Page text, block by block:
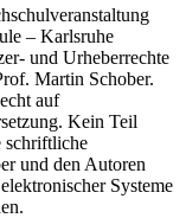
– Karlsruhe
und Urheberrechte
Martin Schober.
auf
Kein Teil
schriftliche
und den Autoren
Systeme